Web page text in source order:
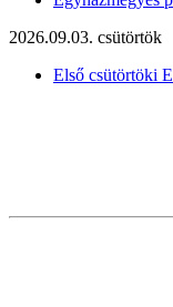
2026.09.03. csütörtök
Első csütörtöki